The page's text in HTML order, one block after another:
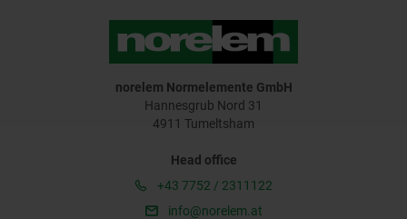
norelem Normelemente GmbH
Hannesgrub Nord 31
4911 Tumeltsham
Head office
+43 7752 / 2311122
info@norelem.at